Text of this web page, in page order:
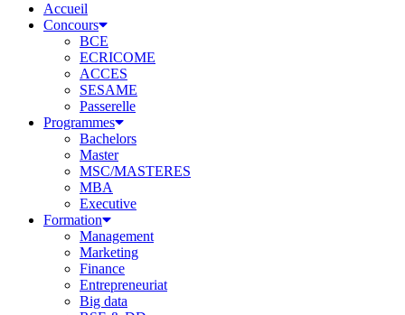
Accueil
Concours
BCE
ECRICOME
ACCES
SESAME
Passerelle
Programmes
Bachelors
Master
MSC/MASTERES
MBA
Executive
Formation
Management
Marketing
Finance
Entrepreneuriat
Big data